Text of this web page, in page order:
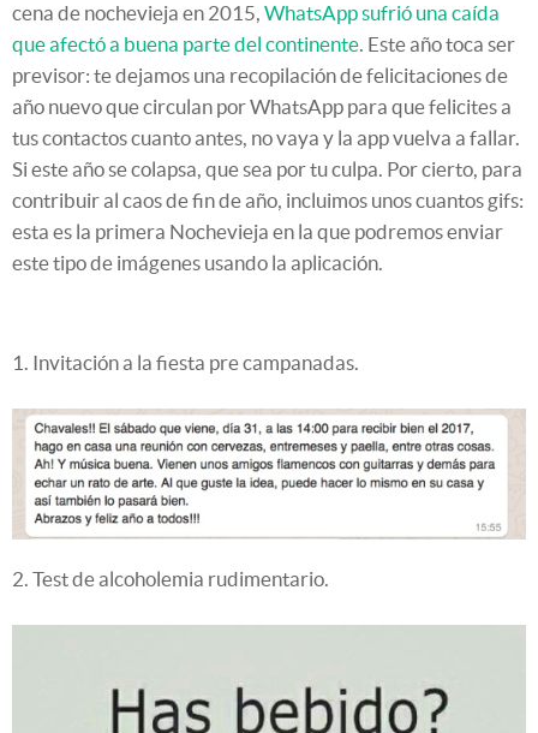
cena de nochevieja en 2015, WhatsApp sufrió una caída
que afectó a buena parte del continente. Este año toca ser
previsor: te dejamos una recopilación de felicitaciones de
año nuevo que circulan por WhatsApp para que felicites a
tus contactos cuanto antes, no vaya y la app vuelva a fallar.
Si este año se colapsa, que sea por tu culpa. Por cierto, para
contribuir al caos de fin de año, incluimos unos cuantos gifs:
esta es la primera Nochevieja en la que podremos enviar
este tipo de imágenes usando la aplicación.
1. Invitación a la fiesta pre campanadas.
2. Test de alcoholemia rudimentario.